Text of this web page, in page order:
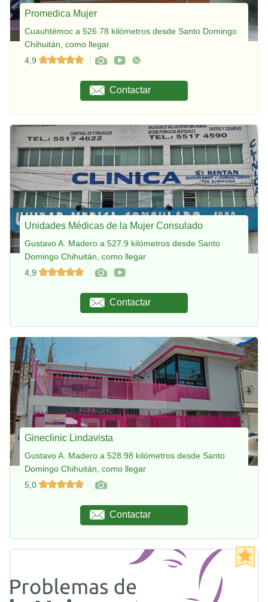
Promedica Mujer
Cuauhtémoc a 526.78 kilómetros desde Santo Domingo
Chihuitán, como llegar
4,9
Contactar
Unidades Médicas de la Mujer Consulado
Gustavo A. Madero a 527.9 kilómetros desde Santo
Domingo Chihuitán, como llegar
4,9
Contactar
Gineclinic Lindavista
Gustavo A. Madero a 528.98 kilómetros desde Santo
Domingo Chihuitán, como llegar
5,0
Contactar